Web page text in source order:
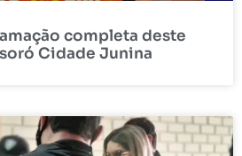
completa deste
Cidade Junina